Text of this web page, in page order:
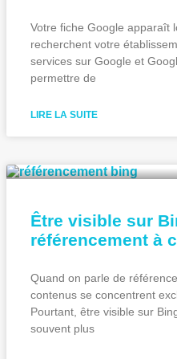
Votre fiche Google apparaît
recherchent votre
services sur Google et
permettre de
LIRE LA SUITE
Être visible sur
référencement à
Quand on parle de
contenus se concentrent
Pourtant, être visible sur
souvent plus